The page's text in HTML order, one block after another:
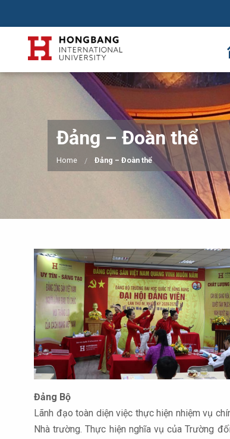
Đảng – Đoàn thể
Home Đảng – Đoàn thể
Đảng Bộ
Lãnh đạo toàn diện việc thực hiện nhiệm vụ
Nhà trường. Thực hiện nghĩa vụ của Trường